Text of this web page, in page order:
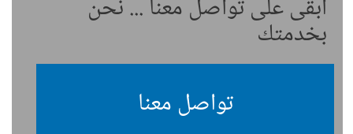
ابقى على تواصل معنا ... نحن
بخدمتك
تواصل معنا